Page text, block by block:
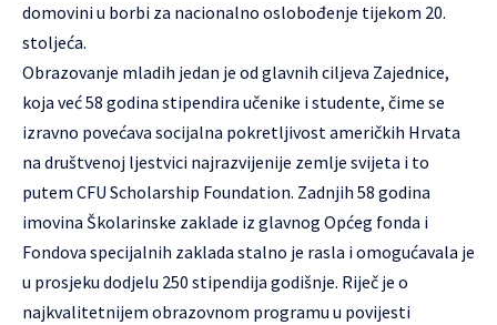
domovini u borbi za nacionalno oslobođenje tijekom 20.
stoljeća.
Obrazovanje mladih jedan je od glavnih ciljeva Zajednice,
koja već 58 godina stipendira učenike i studente, čime se
izravno povećava socijalna pokretljivost američkih Hrvata
na društvenoj ljestvici najrazvijenije zemlje svijeta i to
putem CFU Scholarship Foundation. Zadnjih 58 godina
imovina Školarinske zaklade iz glavnog Općeg fonda i
Fondova specijalnih zaklada stalno je rasla i omogućavala je
u prosjeku dodjelu 250 stipendija godišnje. Riječ je o
najkvalitetnijem obrazovnom programu u povijesti